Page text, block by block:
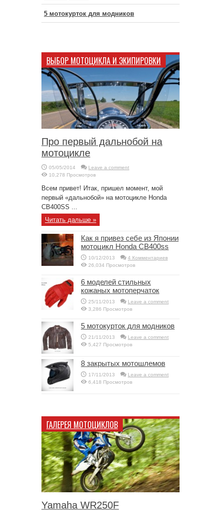
5 мотокурток для модников
ВЫБОР МОТОЦИКЛА И ЭКИПИРОВКИ
Про первый дальнобой на
мотоцикле
05/05/2014
Leave a comment
10,278 Просмотров
Всем привет! Итак, пришел момент, мой
первый «дальнобой» на мотоцикле Honda
CB400SS ...
Читать дальше »
Как я привез себе из Японии
мотоцикл Honda CB400ss
10/12/2013
4 Комментариев
26,034 Просмотров
6 моделей стильных
кожаных мотоперчаток
25/11/2013
Leave a comment
3,286 Просмотров
5 мотокурток для модников
21/11/2013
Leave a comment
5,427 Просмотров
8 закрытых мотошлемов
17/11/2013
Leave a comment
6,418 Просмотров
ГАЛЕРЕЯ МОТОЦИКЛОВ
Yamaha WR250F